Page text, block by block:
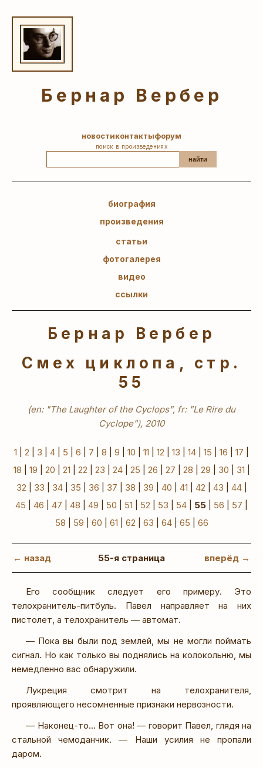
Бернар Вербер
новостиконтактыфорум
поиск в произведениях
найти
биография
произведения
статьи
фотогалерея
видео
ссылки
Бернар Вербер
Смех циклопа, стр.
55
(en: "The Laughter of the Cyclops", fr: "Le Rire du
Cyclope"), 2010
1 2 3 4 5 6 7 8 9 10 11 12 13 14 15 16 17
18
19 20 21 22 23 24| 25 26 27 28 29 30 31
32
33 34| 35 36 37 38 39 40 41 42 43 44|
45
46 47 48 49 50 51 52 53 54 55 56 57
58
59 60 61 62 63 64| 65 66
← назад 55-я страница вперёд →
Его сообщник следует его примеру. Это
телохранитель-питбуль. Павел направляет на них
пистолет, а телохранитель — автомат.
— Пока вы были под землей, мы не могли поймать
сигнал. Но как только вы поднялись на колокольню, мы
немедленно вас обнаружили.
Лукреция смотрит на телохранителя,
проявляющего несомненные признаки нервозности.
— Наконец-то… Вот она! — говорит Павел, глядя на
стальной чемоданчик. — Наши усилия не пропали
даром.